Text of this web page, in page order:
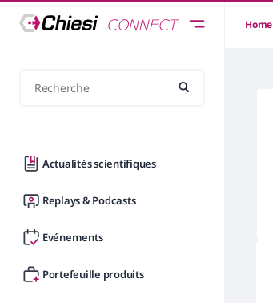
Actualités scientifiques
Replays & Podcasts
Evénements
Portefeuille produits
Home